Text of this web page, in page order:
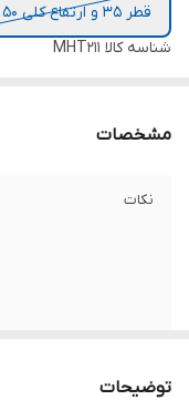
قطر 35 و ارتفاع کلی 50 سانتیمتر
شناسه کالا MHT211
مشخصات
نکات
توضیحات